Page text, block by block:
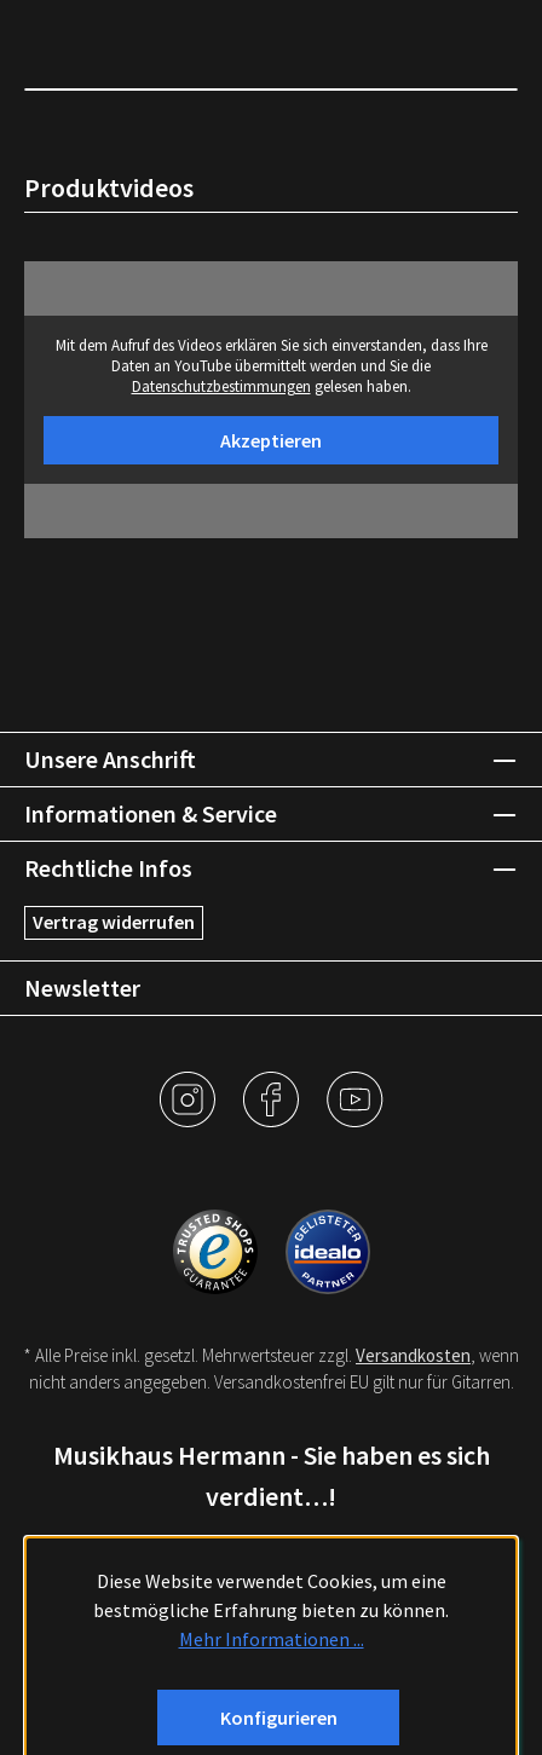
Produktvideos
Mit dem Aufruf des Videos erklären Sie sich einverstanden, dass Ihre
Daten an YouTube übermittelt werden und Sie die
Datenschutzbestimmungen gelesen haben.
Akzeptieren
Unsere Anschrift
Informationen & Service
Rechtliche Infos
Vertrag widerrufen
Newsletter
* Alle Preise inkl. gesetzl. Mehrwertsteuer zzgl. Versandkosten, wenn
nicht anders angegeben. Versandkostenfrei EU gilt nur für Gitarren.
Musikhaus Hermann - Sie haben es sich
verdient…!
Diese Website verwendet Cookies, um eine
bestmögliche Erfahrung bieten zu können.
Mehr Informationen ...
Konfigurieren